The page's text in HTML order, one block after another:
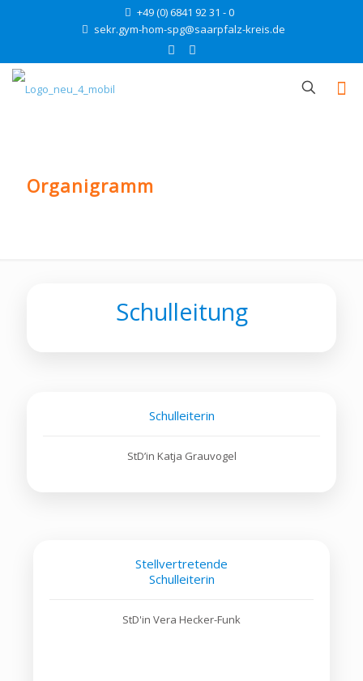
+49 (0) 6841 92 31 - 0
sekr.gym-hom-spg@saarpfalz-kreis.de
Organigramm
Schulleitung
Schulleiterin
StD’in Katja Grauvogel
Stellvertretende
Schulleiterin
StD'in Vera Hecker-Funk